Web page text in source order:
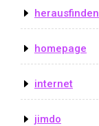
herausfinden
homepage
internet
jimdo